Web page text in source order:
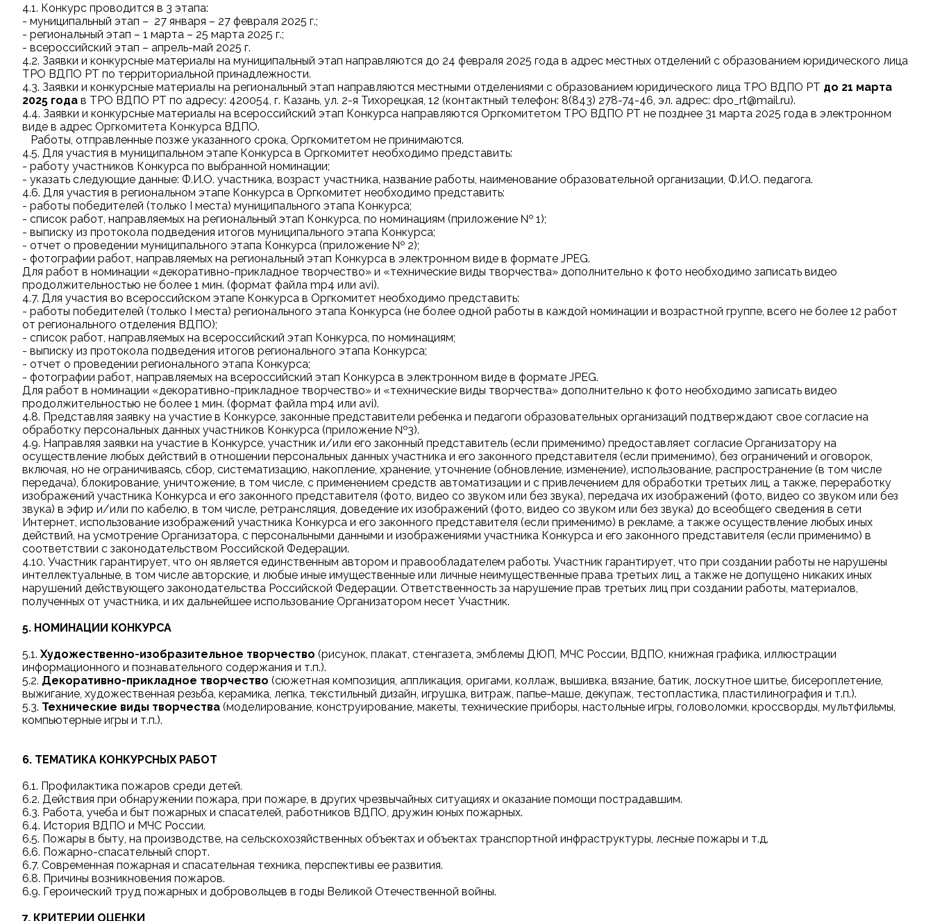
4.1. Конкурс проводится в 3 этапа:
- муниципальный этап – 27 января – 27 февраля 2025 г.;
- региональный этап – 1 марта – 25 марта 2025 г.;
- всероссийский этап – апрель-май 2025 г.
4.2. Заявки и конкурсные материалы на муниципальный этап направляются до 24 февраля 2025 года в адрес местных отделений с образованием юридического лица
ТРО ВДПО РТ по территориальной принадлежности.
4.3. Заявки и конкурсные материалы на региональный этап направляются местными отделениями с образованием юридического лица ТРО ВДПО РТ до 21 марта
2025 года в ТРО ВДПО РТ по адресу: 420054, г. Казань, ул. 2-я Тихорецкая, 12 (контактный телефон: 8(843) 278-74-46, эл. адрес: dpo_rt@mail.ru).
4.4. Заявки и конкурсные материалы на всероссийский этап Конкурса направляются Оргкомитетом ТРО ВДПО РТ не позднее 31 марта 2025 года в электронном
виде в адрес Оргкомитета Конкурса ВДПО.
Работы, отправленные позже указанного срока, Оргкомитетом не принимаются.
4.5. Для участия в муниципальном этапе Конкурса в Оргкомитет необходимо представить:
- работу участников Конкурса по выбранной номинации;
- указать следующие данные: Ф.И.О. участника, возраст участника, название работы, наименование образовательной организации, Ф.И.О. педагога.
4.6. Для участия в региональном этапе Конкурса в Оргкомитет необходимо представить:
- работы победителей (только I места) муниципального этапа Конкурса;
- список работ, направляемых на региональный этап Конкурса, по номинациям (приложение № 1);
- выписку из протокола подведения итогов муниципального этапа Конкурса;
- отчет о проведении муниципального этапа Конкурса (приложение № 2);
- фотографии работ, направляемых на региональный этап Конкурса в электронном виде в формате JPEG.
Для работ в номинации «декоративно-прикладное творчество» и «технические виды творчества» дополнительно к фото необходимо записать видео
продолжительностью не более 1 мин. (формат файла mp4 или avi).
4.7. Для участия во всероссийском этапе Конкурса в Оргкомитет необходимо представить:
- работы победителей (только I места) регионального этапа Конкурса (не более одной работы в каждой номинации и возрастной группе, всего не более 12 работ
от регионального отделения ВДПО);
- список работ, направляемых на всероссийский этап Конкурса, по номинациям;
- выписку из протокола подведения итогов регионального этапа Конкурса;
- отчет о проведении регионального этапа Конкурса;
- фотографии работ, направляемых на всероссийский этап Конкурса в электронном виде в формате JPEG.
Для работ в номинации «декоративно-прикладное творчество» и «технические виды творчества» дополнительно к фото необходимо записать видео
продолжительностью не более 1 мин. (формат файла mp4 или avi).
4.8. Представляя заявку на участие в Конкурсе, законные представители ребенка и педагоги образовательных организаций подтверждают свое согласие на
обработку персональных данных участников Конкурса (приложение №3).
4.9. Направляя заявки на участие в Конкурсе, участник и/или его законный представитель (если применимо) предоставляет согласие Организатору на
осуществление любых действий в отношении персональных данных участника и его законного представителя (если применимо), без ограничений и оговорок,
включая, но не ограничиваясь, сбор, систематизацию, накопление, хранение, уточнение (обновление, изменение), использование, распространение (в том числе
передача), блокирование, уничтожение, в том числе, с применением средств автоматизации и с привлечением для обработки третьих лиц, а также, переработку
изображений участника Конкурса и его законного представителя (фото, видео со звуком или без звука), передача их изображений (фото, видео со звуком или без
звука) в эфир и/или по кабелю, в том числе, ретрансляция, доведение их изображений (фото, видео со звуком или без звука) до всеобщего сведения в сети
Интернет, использование изображений участника Конкурса и его законного представителя (если применимо) в рекламе, а также осуществление любых иных
действий, на усмотрение Организатора, с персональными данными и изображениями участника Конкурса и его законного представителя (если применимо) в
соответствии с законодательством Российской Федерации.
4.10. Участник гарантирует, что он является единственным автором и правообладателем работы. Участник гарантирует, что при создании работы не нарушены
интеллектуальные, в том числе авторские, и любые иные имущественные или личные неимущественные права третьих лиц, а также не допущено никаких иных
нарушений действующего законодательства Российской Федерации. Ответственность за нарушение прав третьих лиц при создании работы, материалов,
полученных от участника, и их дальнейшее использование Организатором несет Участник.
5. НОМИНАЦИИ КОНКУРСА
5.1. Художественно-изобразительное творчество (рисунок, плакат, стенгазета, эмблемы ДЮП, МЧС России, ВДПО, книжная графика, иллюстрации
информационного и познавательного содержания и т.п.).
5.2. Декоративно-прикладное творчество (сюжетная композиция, аппликация, оригами, коллаж, вышивка, вязание, батик, лоскутное шитье, бисероплетение,
выжигание, художественная резьба, керамика, лепка, текстильный дизайн, игрушка, витраж, папье-маше, декупаж, тестопластика, пластилинография и т.п.).
5.3. Технические виды творчества (моделирование, конструирование, макеты, технические приборы, настольные игры, головоломки, кроссворды, мультфильмы,
компьютерные игры и т.п.).
6. ТЕМАТИКА КОНКУРСНЫХ РАБОТ
6.1. Профилактика пожаров среди детей.
6.2. Действия при обнаружении пожара, при пожаре, в других чрезвычайных ситуациях и оказание помощи пострадавшим.
6.3. Работа, учеба и быт пожарных и спасателей, работников ВДПО, дружин юных пожарных.
6.4. История ВДПО и МЧС России.
6.5. Пожары в быту, на производстве, на сельскохозяйственных объектах и объектах транспортной инфраструктуры, лесные пожары и т.д.
6.6. Пожарно-спасательный спорт.
6.7. Современная пожарная и спасательная техника, перспективы ее развития.
6.8. Причины возникновения пожаров.
6.9. Героический труд пожарных и добровольцев в годы Великой Отечественной войны.
7. КРИТЕРИИ ОЦЕНКИ